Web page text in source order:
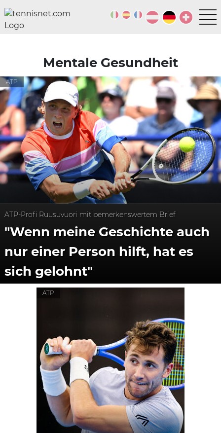
Mentale Gesundheit
ATP
ATP-Profi Ruusuvuori mit bemerkenswertem Brief
"Wenn meine Geschichte auch
nur einer Person hilft, hat es
sich gelohnt"
ATP